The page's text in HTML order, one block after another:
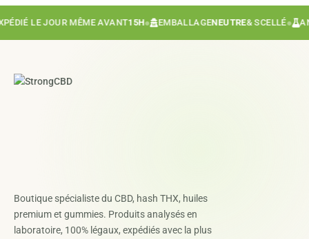
LE JOUR MÊME AVANT15H● EMBALLAGENEUTRE& SCELLÉ●
Boutique spécialiste du CBD, hash THX, huiles
premium et gummies. Produits analysés en
laboratoire, 100% légaux, expédiés avec la plus